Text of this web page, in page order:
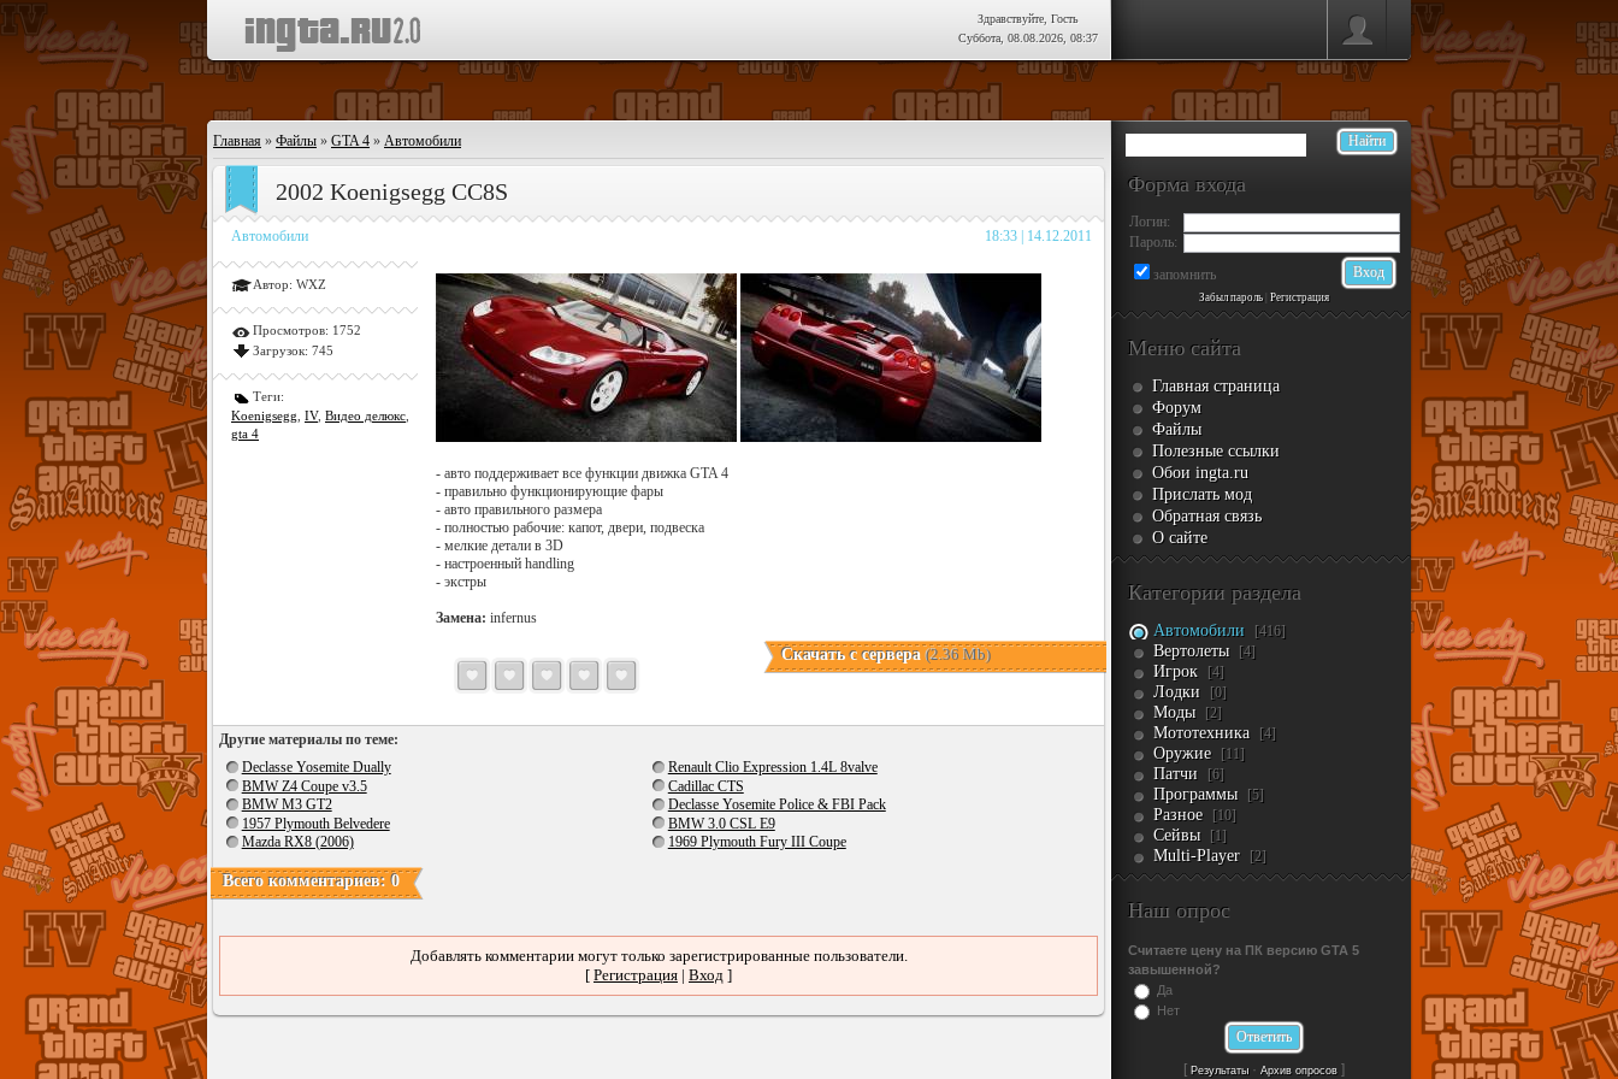
Здравствуйте, Гость
Суббота, 08.08.2026, 08:37
Главная » Файлы » GTA 4 » Автомобили
2002 Koenigsegg CC8S
Автомобили 18:33 | 14.12.2011
Автор: WXZ
Просмотров: 1752
Загрузок: 745
Теги:
Koenigsegg IV, Видео делюкс
gta 4
- авто поддерживает все функции движка GTA 4
- правильно функционирующие фары
- авто правильного размера
- полностью рабочие: капот, двери, подвеска
- мелкие детали в 3D
- настроенный handling
- экстры
Замена: infernus
Скачать с сервера(2.36 Mb)
Другие материалы по теме:
Declasse Yosemite Dually
Renault Clio Expression 1.4L 8valve
BMW Z4 Coupe v3.5
Cadillac CTS
BMW M3 GT2
Declasse Yosemite Police & FBI Pack
1957 Plymouth Belvedere
BMW 3.0 CSL E9
Mazda RX8 (2006)
1969 Plymouth Fury III Coupe
Всего комментариев: 0
Добавлять комментарии могут только зарегистрированные пользователи.
[ Регистрация | Вход ]
Форма входа
Логин:
Пароль:
запомнить
Забыл пароль| Регистрация
Меню сайта
Главная страница
Форум
Файлы
Полезные ссылки
Обои ingta.ru
Прислать мод
Обратная связь
О сайте
Категории раздела
Автомобили [416]
Вертолеты [4]
Игрок [4]
Лодки [0]
Моды [2]
Мототехника [4]
Оружие [11]
Патчи [6]
Программы [5]
Разное [10]
Сейвы [1]
Multi-Player [2]
Наш опрос
Считаете цену на ПК версию GTA 5
завышенной?
Да
Нет
[ Результаты· Архив опросов]